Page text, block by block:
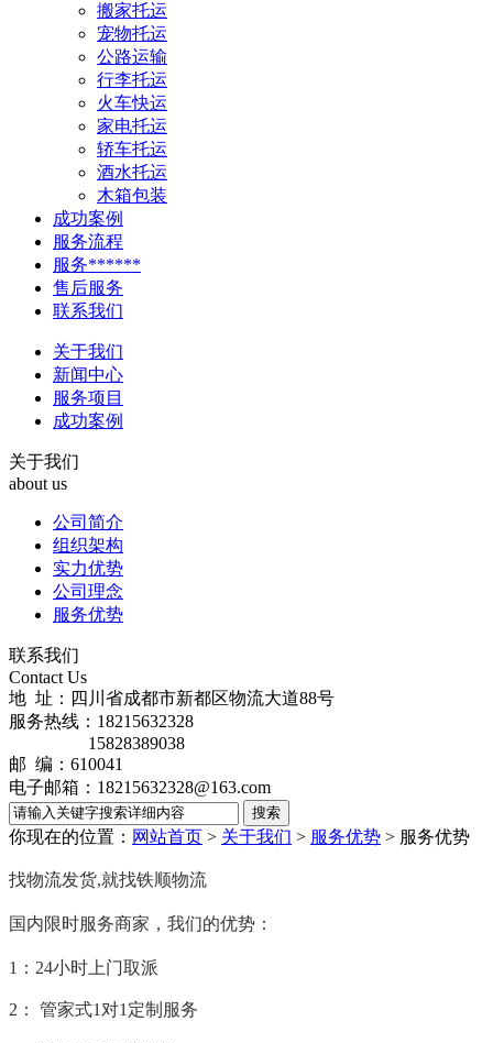
搬家托运
宠物托运
公路运输
行李托运
火车快运
家电托运
轿车托运
酒水托运
木箱包装
成功案例
服务流程
服务******
售后服务
联系我们
关于我们
新闻中心
服务项目
成功案例
关于我们
about us
公司简介
组织架构
实力优势
公司理念
服务优势
联系我们
Contact Us
地 址：四川省成都市新都区物流大道88号
服务热线：18215632328
15828389038
邮 编：610041
电子邮箱：18215632328@163.com
你现在的位置： 网站首页 > 关于我们 > 服务优势 > 服务优势
找物流发货,就找铁顺物流
国内限时服务商家，我们的优势：
1：24小时上门取派
2： 管家式1对1定制服务